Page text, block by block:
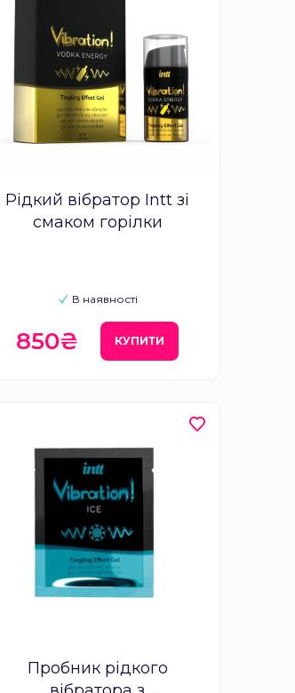
Рідкий вібратор Intt зі
смаком горілки
В наявності
850₴ КУПИТИ
Пробник рідкого